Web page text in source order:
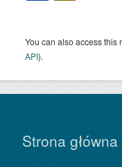
You can also access this
API).
Strona główna